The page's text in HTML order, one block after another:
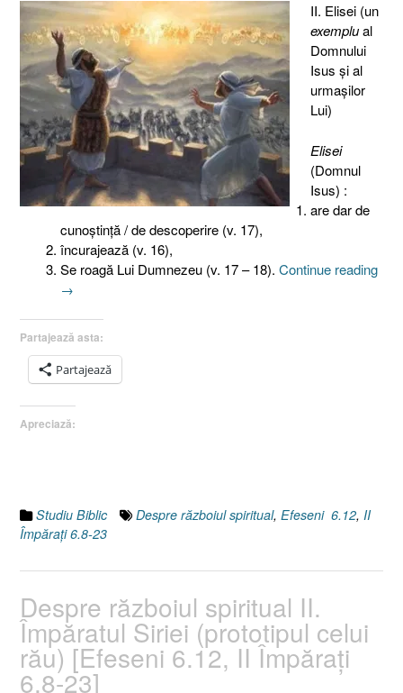
II. Elisei (un
exemplual
Domnului
Isus şi al
urmaşilor
Lui)
Elisei
(Domnul
Isus) :
are dar de
cunoştinţă / de descoperire (v. 17),
încurajează (v. 16),
Se roagă Lui Dumnezeu (v. 17 – 18). Continue reading
→
Partajează asta:
Partajează
Apreciază:
Studiu Biblic Despre războiul spiritual, Efeseni 6.12, II
Împăraţi 6.8-23
Despre războiul spiritual II.
Împăratul Siriei (prototipul celui
rău) [Efeseni 6.12, II Împăraţi
6.8-23]